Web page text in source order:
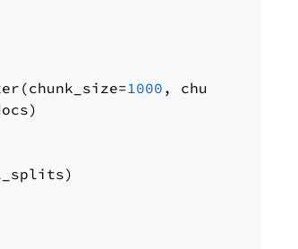
1000 , chunk_overlap=